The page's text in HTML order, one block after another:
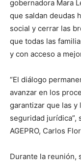
gobernadora Mara
que saldan deudas
social y cerrar las
que todas las
y con acceso a
“El diálogo
avanzar en los
garantizar que las y
seguridad jurídica”,
AGEPRO, Carlos
Durante la reunión,